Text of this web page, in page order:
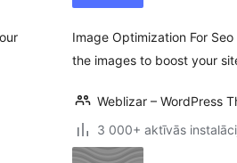
Image Optimization For
the images to boost your
Weblizar – WordPress
3 000+ aktīvās